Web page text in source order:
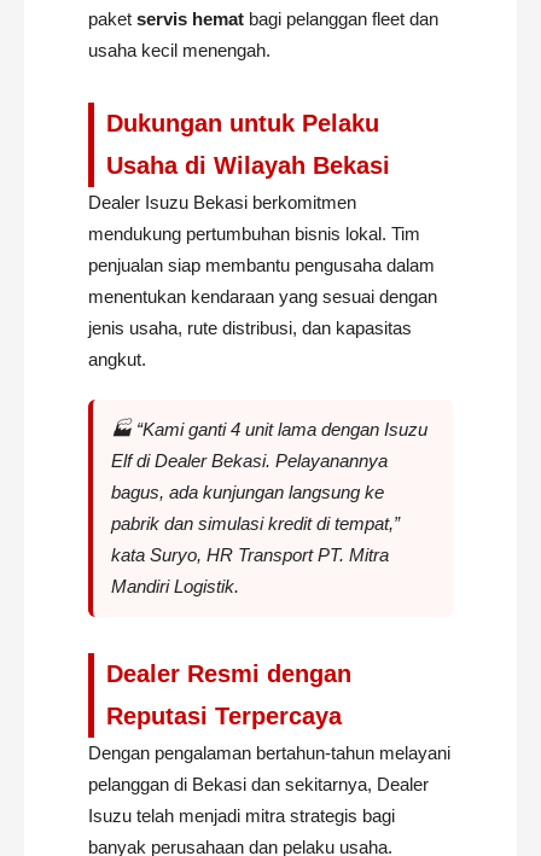
paket servis hemat bagi pelanggan fleet dan
usaha kecil menengah.
Dukungan untuk Pelaku
Usaha di Wilayah Bekasi
Dealer Isuzu Bekasi berkomitmen
mendukung pertumbuhan bisnis lokal. Tim
penjualan siap membantu pengusaha dalam
menentukan kendaraan yang sesuai dengan
jenis usaha, rute distribusi, dan kapasitas
angkut.
🏭 “Kami ganti 4 unit lama dengan Isuzu
Elf di Dealer Bekasi. Pelayanannya
bagus, ada kunjungan langsung ke
pabrik dan simulasi kredit di tempat,”
kata Suryo, HR Transport PT. Mitra
Mandiri Logistik.
Dealer Resmi dengan
Reputasi Terpercaya
Dengan pengalaman bertahun-tahun melayani
pelanggan di Bekasi dan sekitarnya, Dealer
Isuzu telah menjadi mitra strategis bagi
banyak perusahaan dan pelaku usaha.